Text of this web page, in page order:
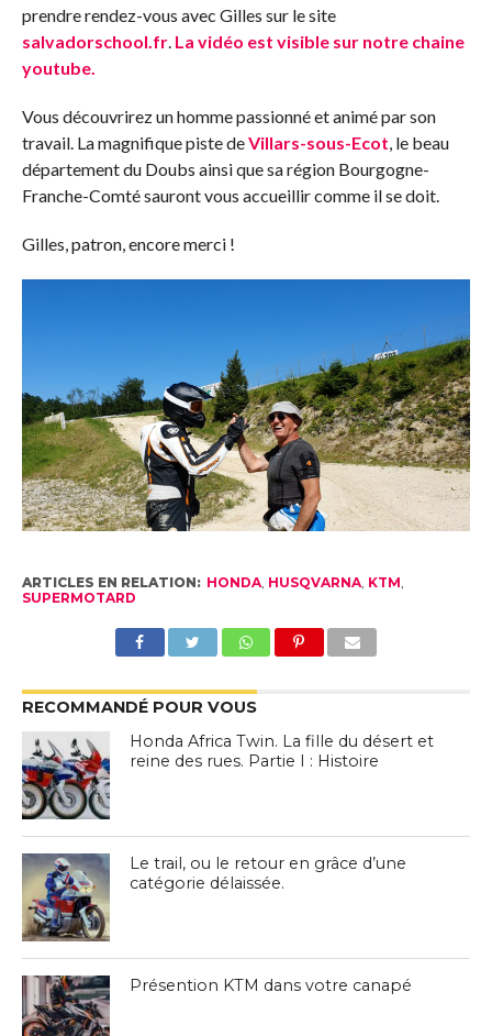
prendre rendez-vous avec Gilles sur le site
salvadorschool.fr. La vidéo est visible sur notre chaine
youtube.
Vous découvrirez un homme passionné et animé par son
travail. La magnifique piste deVillars-sous-Ecot , le beau
département du Doubs ainsi que sa région Bourgogne-
Franche-Comté sauront vous accueillir comme il se doit.
Gilles, patron, encore merci !
ARTICLES EN RELATION: HONDA, HUSQVARNA, KTM,
SUPERMOTARD
RECOMMANDÉ POUR VOUS
Honda Africa Twin. La fille du désert et
reine des rues. Partie I : Histoire
Le trail, ou le retour en grâce d’une
catégorie délaissée.
Présention KTM dans votre canapé